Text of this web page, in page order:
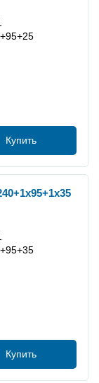
Купить
Купить